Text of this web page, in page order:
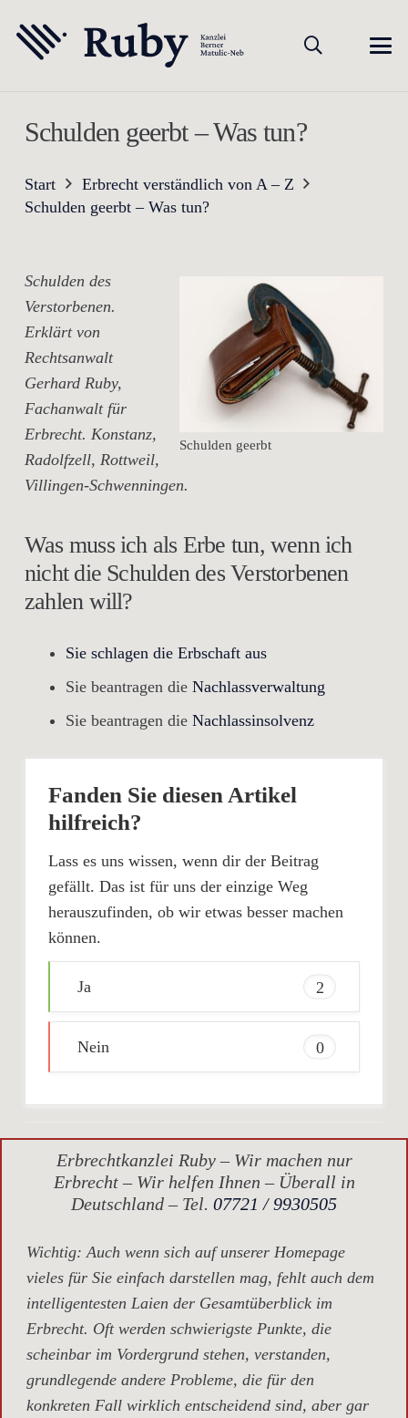
Schulden geerbt – Was tun?
Start
Erbrecht verständlich von A – Z
Schulden geerbt – Was tun?
Schulden geerbt
Schulden des
Verstorbenen.
Erklärt von
Rechtsanwalt
Gerhard Ruby,
Fachanwalt für
Erbrecht. Konstanz,
Radolfzell, Rottweil,
Villingen-Schwenningen.
Was muss ich als Erbe tun, wenn ich
nicht die Schulden des Verstorbenen
zahlen will?
Sie schlagen die Erbschaft aus
Sie beantragen die Nachlassverwaltung
Sie beantragen die Nachlassinsolvenz
Fanden Sie diesen Artikel
hilfreich?
Lass es uns wissen, wenn dir der Beitrag
gefällt. Das ist für uns der einzige Weg
herauszufinden, ob wir etwas besser machen
können.
Ja 2
Nein 0
Erbrechtkanzlei Ruby – Wir machen nur
Erbrecht – Wir helfen Ihnen – Überall in
Deutschland – Tel. 07721 / 9930505
Wichtig: Auch wenn sich auf unserer Homepage
vieles für Sie einfach darstellen mag, fehlt auch dem
intelligentesten Laien der Gesamtüberblick im
Erbrecht. Oft werden schwierigste Punkte, die
scheinbar im Vordergrund stehen, verstanden,
grundlegende andere Probleme, die für den
konkreten Fall wirklich entscheidend sind, aber gar